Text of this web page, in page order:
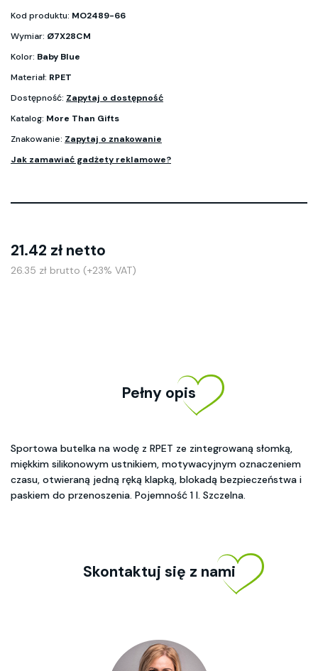
Kod produktu: MO2489-66
Wymiar: Ø7X28CM
Kolor: Baby Blue
Materiał: RPET
Dostępność: Zapytaj o dostępność
Katalog: More Than Gifts
Znakowanie: Zapytaj o znakowanie
Jak zamawiać gadżety reklamowe?
21.42 zł netto
26.35 zł brutto (+23% VAT)
Pełny opis
Sportowa butelka na wodę z RPET ze zintegrowaną słomką,
miękkim silikonowym ustnikiem, motywacyjnym oznaczeniem
czasu, otwieraną jedną ręką klapką, blokadą bezpieczeństwa i
paskiem do przenoszenia. Pojemność 1 l. Szczelna.
Skontaktuj się z nami